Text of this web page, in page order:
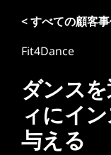
< すべての顧客
Fit4Dance
ダンス
ィにイ
与える